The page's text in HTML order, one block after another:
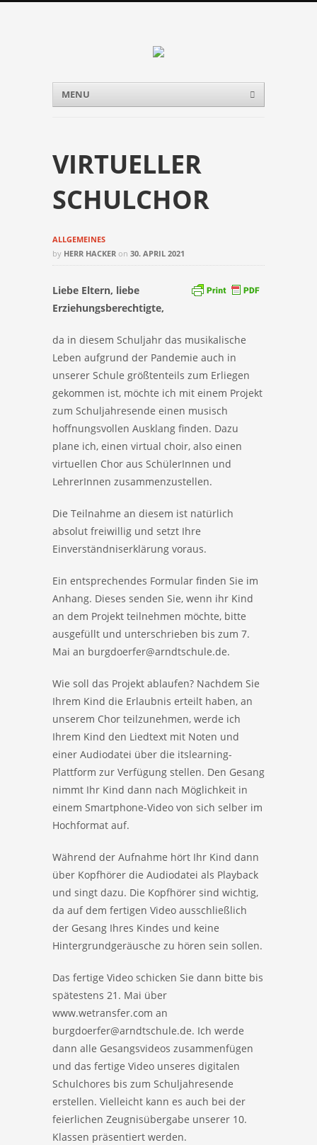
Menu
Skip to content
MENU
VIRTUELLER
SCHULCHOR
ALLGEMEINES
by HERR HACKER on 30. APRIL 2021
Liebe Eltern, liebe
Erziehungsberechtigte,
da in diesem Schuljahr das musikalische
Leben aufgrund der Pandemie auch in
unserer Schule größtenteils zum Erliegen
gekommen ist, möchte ich mit einem Projekt
zum Schuljahresende einen musisch
hoffnungsvollen Ausklang finden. Dazu
plane ich, einen virtual choir, also einen
virtuellen Chor aus SchülerInnen und
LehrerInnen zusammenzustellen.
Die Teilnahme an diesem ist natürlich
absolut freiwillig und setzt Ihre
Einverständniserklärung voraus.
Ein entsprechendes Formular finden Sie im
Anhang. Dieses senden Sie, wenn ihr Kind
an dem Projekt teilnehmen möchte, bitte
ausgefüllt und unterschrieben bis zum 7.
Mai an burgdoerfer@arndtschule.de.
Wie soll das Projekt ablaufen? Nachdem Sie
Ihrem Kind die Erlaubnis erteilt haben, an
unserem Chor teilzunehmen, werde ich
Ihrem Kind den Liedtext mit Noten und
einer Audiodatei über die itslearning-
Plattform zur Verfügung stellen. Den Gesang
nimmt Ihr Kind dann nach Möglichkeit in
einem Smartphone-Video von sich selber im
Hochformat auf.
Während der Aufnahme hört Ihr Kind dann
über Kopfhörer die Audiodatei als Playback
und singt dazu. Die Kopfhörer sind wichtig,
da auf dem fertigen Video ausschließlich
der Gesang Ihres Kindes und keine
Hintergrundgeräusche zu hören sein sollen.
Das fertige Video schicken Sie dann bitte bis
spätestens 21. Mai über
www.wetransfer.com an
burgdoerfer@arndtschule.de. Ich werde
dann alle Gesangsvideos zusammenfügen
und das fertige Video unseres digitalen
Schulchores bis zum Schuljahresende
erstellen. Vielleicht kann es auch bei der
feierlichen Zeugnisübergabe unserer 10.
Klassen präsentiert werden.